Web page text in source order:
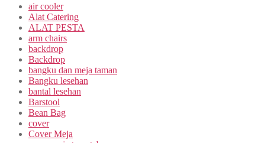
air cooler
Alat Catering
ALAT PESTA
arm chairs
backdrop
Backdrop
bangku dan meja taman
Bangku lesehan
bantal lesehan
Barstool
Bean Bag
cover
Cover Meja